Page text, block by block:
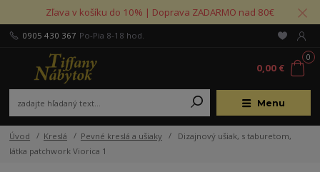
Zľava v košíku do 10% | Doprava ZADARMO nad 80€
Menu
0905 430 367 Po-Pia 8-18 hod.
0
0,00 €
Úvod Kreslá Pevné kreslá a ušiaky
Dizajnový ušiak, s taburetom,
látka patchwork Viorica 1